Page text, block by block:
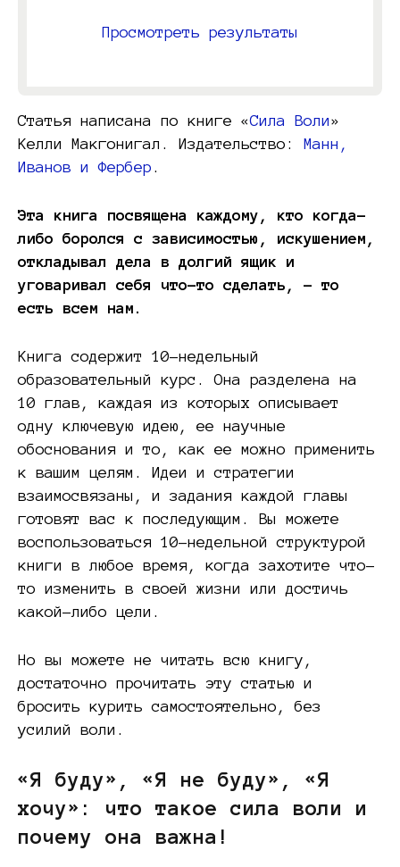
Просмотреть результаты
Статья написана по книге «Сила Воли»
Келли Макгонигал. Издательство: Манн,
Иванов и Фербер .
Эта книга посвящена каждому, кто когда-
либо боролся с зависимостью, искушением,
откладывал дела в долгий ящик и
уговаривал себя что-то сделать, – то
есть всем нам.
Книга содержит 10-недельный
образовательный курс. Она разделена на
10 глав, каждая из которых описывает
одну ключевую идею, ее научные
обоснования и то, как ее можно применить
к вашим целям. Идеи и стратегии
взаимосвязаны, и задания каждой главы
готовят вас к последующим. Вы можете
воспользоваться 10-недельной структурой
книги в любое время, когда захотите что-
то изменить в своей жизни или достичь
какой-либо цели.
Но вы можете не читать всю книгу,
достаточно прочитать эту статью и
бросить курить самостоятельно, без
усилий воли.
«Я буду», «Я не буду», «Я
хочу»: что такое сила воли и
почему она важна!